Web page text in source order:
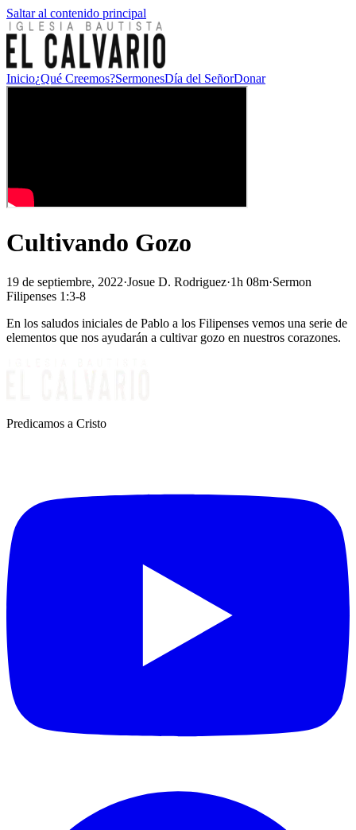
Saltar al contenido principal
Inicio¿Qué Creemos?SermonesDía del SeñorDonar
Cultivando Gozo
19 de septiembre, 2022·Josue D. Rodriguez·1h 08m·Sermon
Filipenses 1:3-8
En los saludos iniciales de Pablo a los Filipenses vemos una serie de
elementos que nos ayudarán a cultivar gozo en nuestros corazones.
Predicamos a Cristo